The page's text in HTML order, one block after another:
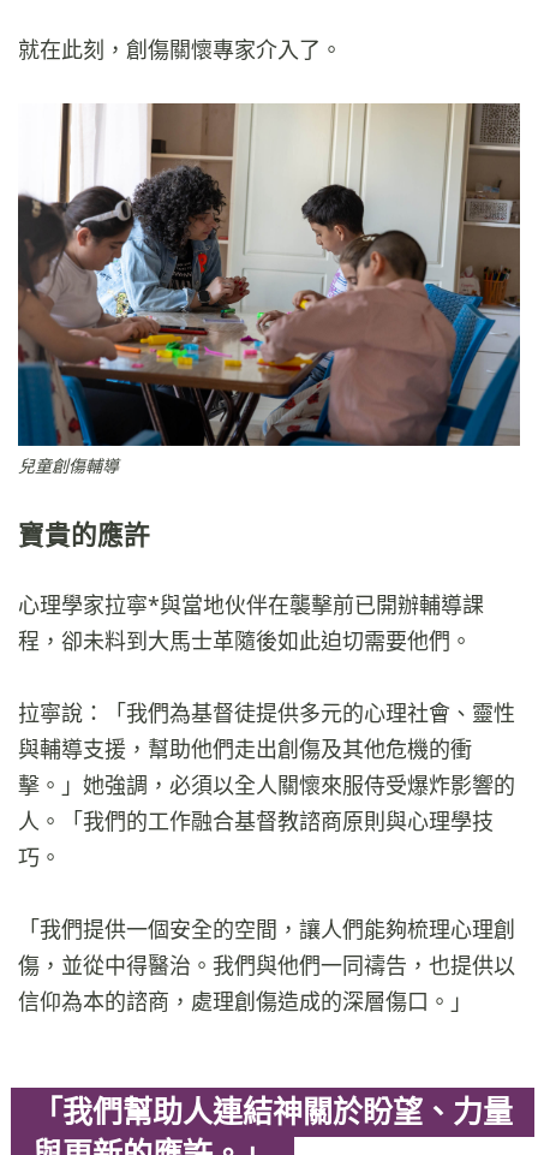
就在此刻，創傷關懷專家介入了。
兒童創傷輔導
寶貴的應許
心理學家拉寧*與當地伙伴在襲擊前已開辦輔導課
程，卻未料到大馬士革隨後如此迫切需要他們。
拉寧說：「我們為基督徒提供多元的心理社會、靈性
與輔導支援，幫助他們走出創傷及其他危機的衝
擊。」她強調，必須以全人關懷來服侍受爆炸影響的
人。「我們的工作融合基督教諮商原則與心理學技
巧。
「我們提供一個安全的空間，讓人們能夠梳理心理創
傷，並從中得醫治。我們與他們一同禱告，也提供以
信仰為本的諮商，處理創傷造成的深層傷口。」
「我們幫助人連結神關於盼望、力量